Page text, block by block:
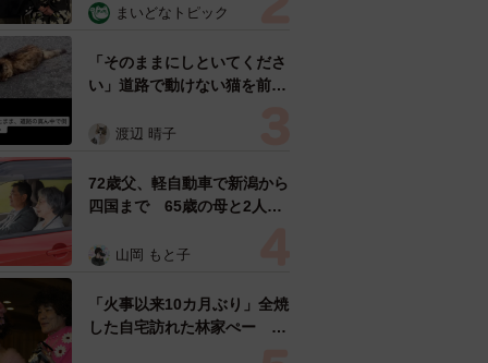
めらい 「痛いほど伝わる」
まいどなトピック
「そのままにしといてくださ
い」道路で動けない猫を前に
ようとした4日間 「命の重
表の訴え
渡辺 晴子
72歳父、軽自動車で新潟から
四国まで 65歳の母と2人で
憩まで分刻み… 「大学生で
山岡 もと子
「火事以来10カ月ぶり」全焼
した自宅訪れた林家ぺー 内